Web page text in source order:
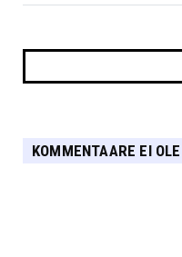
KOMMENTAARE EI OLE